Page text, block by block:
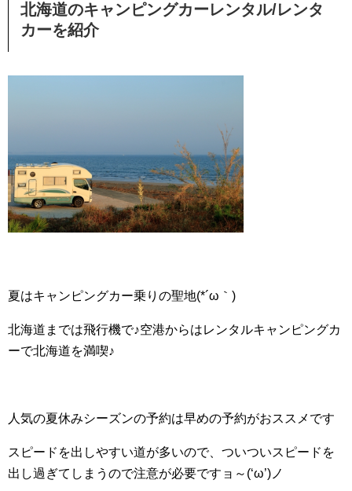
北海道のキャンピングカーレンタル/レンタ
カーを紹介
夏はキャンピングカー乗りの聖地(*´ω｀)
北海道までは飛行機で♪空港からはレンタルキャンピングカ
ーで北海道を満喫♪
人気の夏休みシーズンの予約は早めの予約がおススメです
スピードを出しやすい道が多いので、ついついスピードを
出し過ぎてしまうので注意が必要ですョ～(‘ω’)ノ